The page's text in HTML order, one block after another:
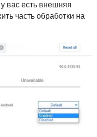
вас есть внешняя
часть обработки на